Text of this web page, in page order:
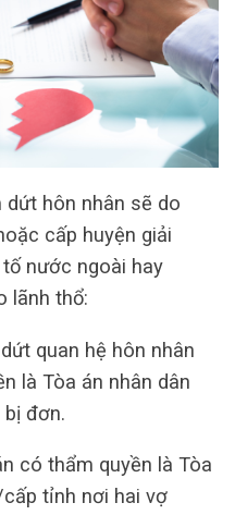
hôn nhân sẽ do
cấp huyện giải
nước ngoài hay
lãnh thổ:
quan hệ hôn nhân
là Tòa án nhân dân
đơn.
có thẩm quyền là Tòa
tỉnh nơi hai vợ